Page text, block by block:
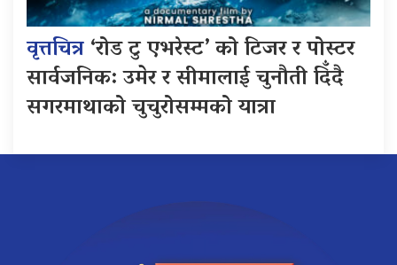
वृत्तचित्र‘रोड टु एभरेस्ट’ को टिजर र पोस्टर
सार्वजनिक: उमेर र सीमालाई चुनौती दिँदै
सगरमाथाको चुचुरोसम्मको यात्रा